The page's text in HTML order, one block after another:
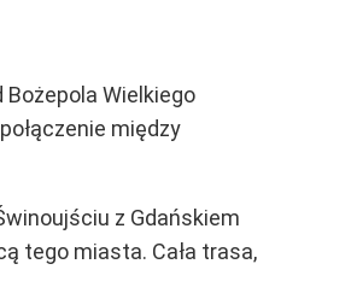
Wielkiego
między
z Gdańskiem
tego miasta. Cała trasa,